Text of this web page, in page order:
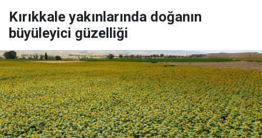
Kırıkkale yakınlarında doğanın
büyüleyici güzelliği